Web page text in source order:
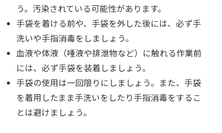
う。汚染されている可能性があります。
手袋を着ける前や、手袋を外した後には、必ず手
洗いや手指消毒をしましょう。
血液や体液（唾液や排泄物など）に触れる作業前
には、必ず手袋を装着しましょう。
手袋の使用は一回限りにしましょう。また、手袋
を着用したまま手洗いをしたり手指消毒をするこ
とは避けましょう。